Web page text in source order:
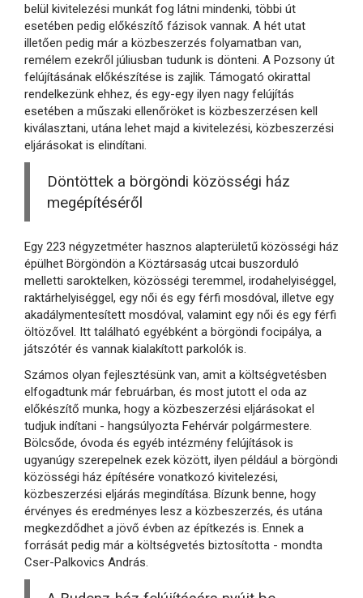
belül kivitelezési munkát fog látni mindenki, többi út
esetében pedig előkészítő fázisok vannak. A hét utat
illetően pedig már a közbeszerzés folyamatban van,
remélem ezekről júliusban tudunk is dönteni. A Pozsony út
felújításának előkészítése is zajlik. Támogató okirattal
rendelkezünk ehhez, és egy-egy ilyen nagy felújítás
esetében a műszaki ellenőröket is közbeszerzésen kell
kiválasztani, utána lehet majd a kivitelezési, közbeszerzési
eljárásokat is elindítani.
Döntöttek a börgöndi közösségi ház
megépítéséről
Egy 223 négyzetméter hasznos alapterületű közösségi ház
épülhet Börgöndön a Köztársaság utcai buszorduló
melletti saroktelken, közösségi teremmel, irodahelyiséggel,
raktárhelyiséggel, egy női és egy férfi mosdóval, illetve egy
akadálymentesített mosdóval, valamint egy női és egy férfi
öltözővel. Itt található egyébként a börgöndi focipálya, a
játszótér és vannak kialakított parkolók is.
Számos olyan fejlesztésünk van, amit a költségvetésben
elfogadtunk már februárban, és most jutott el oda az
előkészítő munka, hogy a közbeszerzési eljárásokat el
tudjuk indítani - hangsúlyozta Fehérvár polgármestere.
Bölcsőde, óvoda és egyéb intézmény felújítások is
ugyanúgy szerepelnek ezek között, ilyen például a börgöndi
közösségi ház építésére vonatkozó kivitelezési,
közbeszerzési eljárás megindítása. Bízunk benne, hogy
érvényes és eredményes lesz a közbeszerzés, és utána
megkezdődhet a jövő évben az építkezés is. Ennek a
forrását pedig már a költségvetés biztosította - mondta
Cser-Palkovics András.